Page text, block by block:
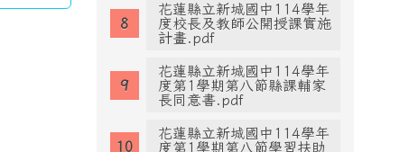
花蓮縣立新城國中114學年
度校長及教師公開授課實施
計畫.pdf
花蓮縣立新城國中114學年
度第1學期第八節縣課輔家
長同意書.pdf
花蓮縣立新城國中114學年
度第1學期第八節學習扶助